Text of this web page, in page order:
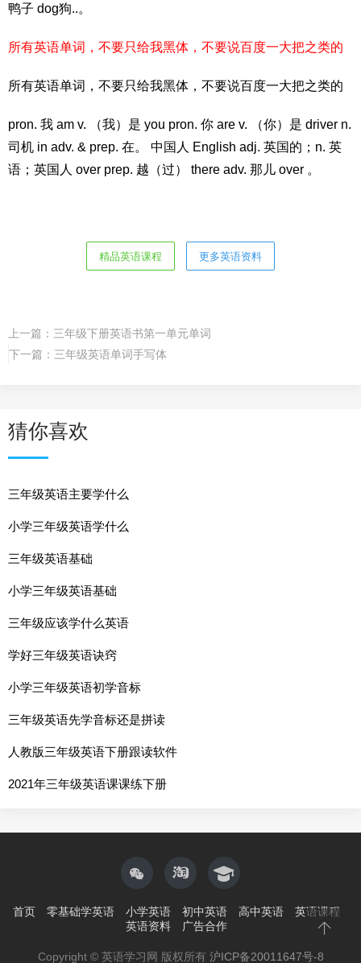
鸭子 dog狗..。
所有英语单词，不要只给我黑体，不要说百度一大把之类的
所有英语单词，不要只给我黑体，不要说百度一大把之类的
pron. 我 am v. （我）是 you pron. 你 are v. （你）是 driver n.
司机 in adv. & prep. 在。 中国人 English adj. 英国的；n. 英
语；英国人 over prep. 越（过） there adv. 那儿 over 。
精品英语课程 更多英语资料
上一篇： 三年级下册英语书第一单元单词
下一篇： 三年级英语单词手写体
猜你喜欢
三年级英语主要学什么
小学三年级英语学什么
三年级英语基础
小学三年级英语基础
三年级应该学什么英语
学好三年级英语诀窍
小学三年级英语初学音标
三年级英语先学音标还是拼读
人教版三年级英语下册跟读软件
2021年三年级英语课课练下册
首页 零基础学英语 小学英语 初中英语 高中英语
英语课程
英语资料
广告合作
Copyright © 英语学习网 版权所有 沪ICP备20011647号-8